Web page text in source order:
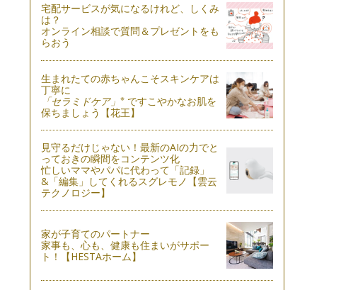
宅配サービスが気になるけれど、しくみ
は？
オンライン相談で質問＆プレゼントをも
らおう
生まれたての赤ちゃんこそスキンケアは
丁寧に
「セラミドケア」 ※ですこやかなお肌を
保ちましょう【花王】
見守るだけじゃない！最新のAIの力でと
っておきの瞬間をコンテンツ化
忙しいママやパパに代わって「記録」
&「編集」してくれるスグレモノ【雲云
テクノロジー】
家が子育てのパートナー
家事も、心も、健康も住まいがサポー
ト！【HESTAホーム】